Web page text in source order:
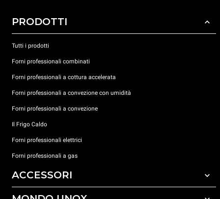
PRODOTTI
Tutti i prodotti
Forni professionali combinati
Forni professionali a cottura accelerata
Forni professionali a convezione con umidità
Forni professionali a convezione
Il Frigo Caldo
Forni professionali elettrici
Forni professionali a gas
ACCESSORI